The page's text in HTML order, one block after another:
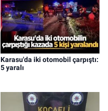
Karasu'da iki otomobil çarpıştı:
5 yaralı